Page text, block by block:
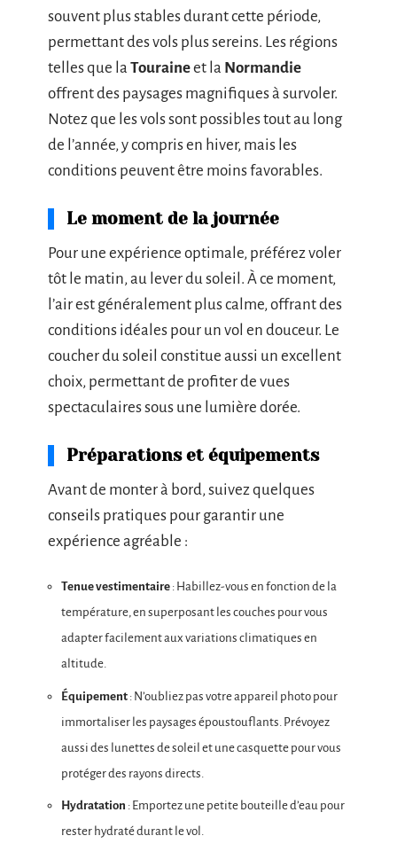
souvent plus stables durant cette période,
permettant des vols plus sereins. Les régions
telles que la Touraineet la Normandie
offrent des paysages magnifiques à survoler.
Notez que les vols sont possibles tout au long
de l’année, y compris en hiver, mais les
conditions peuvent être moins favorables.
Le moment de la journée
Pour une expérience optimale, préférez voler
tôt le matin, au lever du soleil. À ce moment,
l’air est généralement plus calme, offrant des
conditions idéales pour un vol en douceur. Le
coucher du soleil constitue aussi un excellent
choix, permettant de profiter de vues
spectaculaires sous une lumière dorée.
Préparations et équipements
Avant de monter à bord, suivez quelques
conseils pratiques pour garantir une
expérience agréable :
Tenue vestimentaire : Habillez-vous en fonction de la
température, en superposant les couches pour vous
adapter facilement aux variations climatiques en
altitude.
Équipement : N’oubliez pas votre appareil photo pour
immortaliser les paysages époustouflants. Prévoyez
aussi des lunettes de soleil et une casquette pour vous
protéger des rayons directs.
Hydratation : Emportez une petite bouteille d’eau pour
rester hydraté durant le vol.